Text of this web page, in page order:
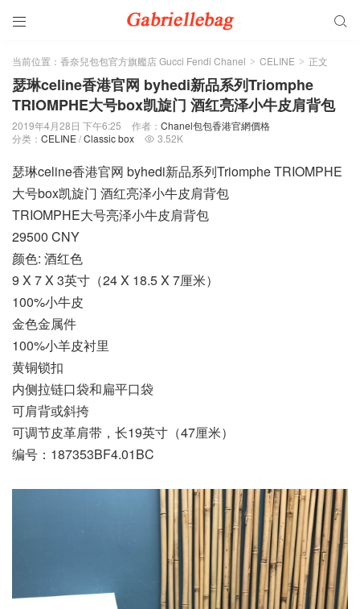
 
当前位置： 香奈兒包包官方旗艦店 Gucci Fendi Chanel > CELINE > 正文
瑟琳celine香港官网 byhedi新品系列Triomphe
TRIOMPHE大号box凯旋门 酒红亮泽小牛皮肩背包
2019年4月28日 下午6:25 作者： Chanel包包香港官網價格
分类： CELINE/Classic box  3.52K
瑟琳celine香港官网 byhedi新品系列Triomphe TRIOMPHE
大号box凯旋门 酒红亮泽小牛皮肩背包
TRIOMPHE大号亮泽小牛皮肩背包
29500 CNY
颜色: 酒红色
9 X 7 X 3英寸（24 X 18.5 X 7厘米）
100%小牛皮
金色金属件
100%小羊皮衬里
黄铜锁扣
内侧拉链口袋和扁平口袋
可肩背或斜挎
可调节皮革肩带，长19英寸（47厘米）
编号：187353BF4.01BC